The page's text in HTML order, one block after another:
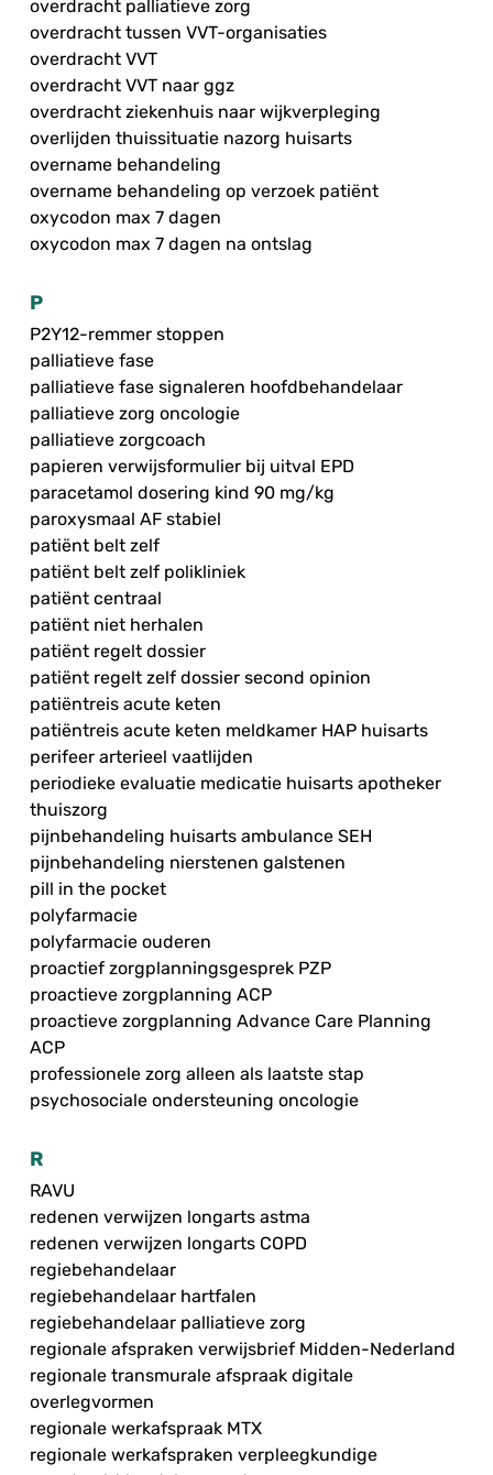
overdracht palliatieve zorg
overdracht tussen VVT-organisaties
overdracht VVT
overdracht VVT naar ggz
overdracht ziekenhuis naar wijkverpleging
overlijden thuissituatie nazorg huisarts
overname behandeling
overname behandeling op verzoek patiënt
oxycodon max 7 dagen
oxycodon max 7 dagen na ontslag
P
P2Y12-remmer stoppen
palliatieve fase
palliatieve fase signaleren hoofdbehandelaar
palliatieve zorg oncologie
palliatieve zorgcoach
papieren verwijsformulier bij uitval EPD
paracetamol dosering kind 90 mg/kg
paroxysmaal AF stabiel
patiënt belt zelf
patiënt belt zelf polikliniek
patiënt centraal
patiënt niet herhalen
patiënt regelt dossier
patiënt regelt zelf dossier second opinion
patiëntreis acute keten
patiëntreis acute keten meldkamer HAP huisarts
perifeer arterieel vaatlijden
periodieke evaluatie medicatie huisarts apotheker
thuiszorg
pijnbehandeling huisarts ambulance SEH
pijnbehandeling nierstenen galstenen
pill in the pocket
polyfarmacie
polyfarmacie ouderen
proactief zorgplanningsgesprek PZP
proactieve zorgplanning ACP
proactieve zorgplanning Advance Care Planning
ACP
professionele zorg alleen als laatste stap
psychosociale ondersteuning oncologie
R
RAVU
redenen verwijzen longarts astma
redenen verwijzen longarts COPD
regiebehandelaar
regiebehandelaar hartfalen
regiebehandelaar palliatieve zorg
regionale afspraken verwijsbrief Midden-Nederland
regionale transmurale afspraak digitale
overlegvormen
regionale werkafspraak MTX
regionale werkafspraken verpleegkundige